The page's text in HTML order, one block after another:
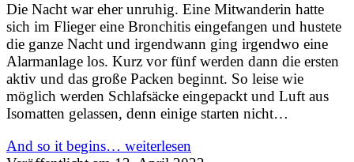
Die Nacht war eher unruhig. Eine Mitwanderin hatte
sich im Flieger eine Bronchitis eingefangen und hustete
die ganze Nacht und irgendwann ging irgendwo eine
Alarmanlage los. Kurz vor fünf werden dann die ersten
aktiv und das große Packen beginnt. So leise wie
möglich werden Schlafsäcke eingepackt und Luft aus
Isomatten gelassen, denn einige starten nicht…
And so it begins… weiterlesen